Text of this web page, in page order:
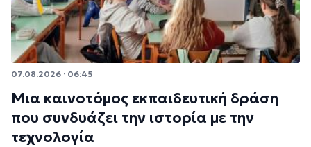
07.08.2026 · 06:45
Μια καινοτόμος εκπαιδευτική δράση
που συνδυάζει την ιστορία με την
τεχνολογία